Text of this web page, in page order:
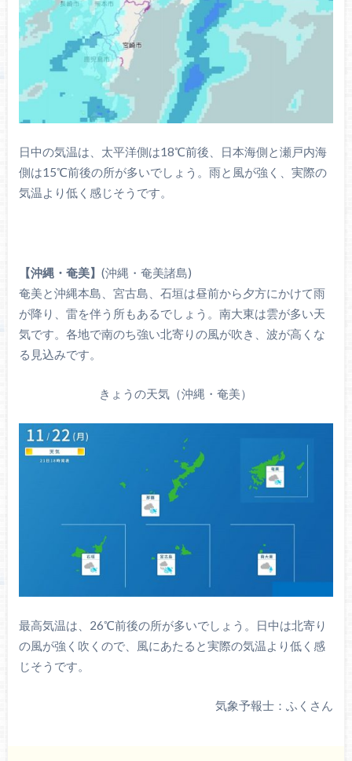
日中の気温は、太平洋側は18℃前後、日本海側と瀬戸内海
側は15℃前後の所が多いでしょう。雨と風が強く、実際の
気温より低く感じそうです。
【沖縄・奄美】 (沖縄・奄美諸島)
奄美と沖縄本島、宮古島、石垣は昼前から夕方にかけて雨
が降り、雷を伴う所もあるでしょう。南大東は雲が多い天
気です。各地で南のち強い北寄りの風が吹き、波が高くな
る見込みです。
きょうの天気（沖縄・奄美）
最高気温は、26℃前後の所が多いでしょう。日中は北寄り
の風が強く吹くので、風にあたると実際の気温より低く感
じそうです。
気象予報士：ふくさん